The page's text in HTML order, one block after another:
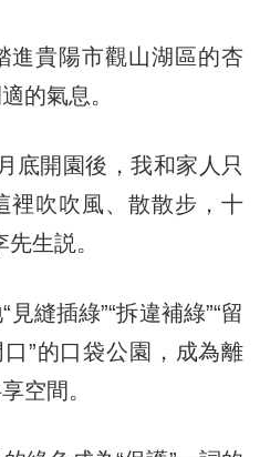
貴陽市觀山湖區的杏
的氣息。
開園後，我和家人只
裡吹吹風、散散步，十
生説。
縫插綠”“拆違補綠”“留
”的口袋公園，成為離
空間。